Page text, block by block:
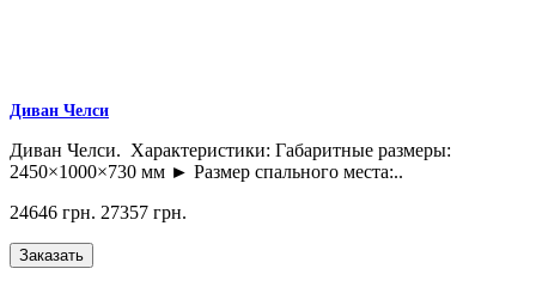
Диван Челси
Диван Челси. Характеристики: Габаритные размеры:
2450×1000×730 мм ► Размер спального места:..
24646 грн. 27357 грн.
Заказать